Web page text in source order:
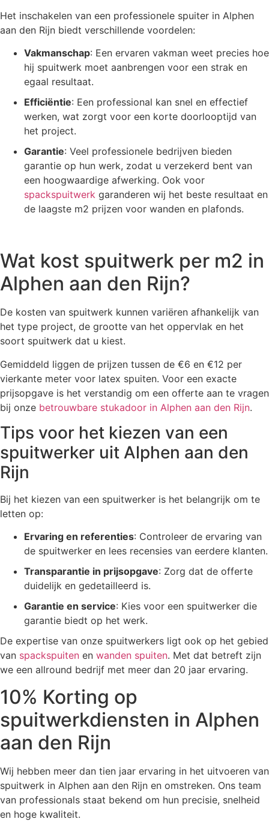
Het inschakelen van een professionele spuiter in Alphen
aan den Rijn biedt verschillende voordelen:
Vakmanschap: Een ervaren vakman weet precies hoe
hij spuitwerk moet aanbrengen voor een strak en
egaal resultaat.
Efficiëntie: Een professional kan snel en effectief
werken, wat zorgt voor een korte doorlooptijd van
het project.
Garantie: Veel professionele bedrijven bieden
garantie op hun werk, zodat u verzekerd bent van
een hoogwaardige afwerking. Ook voor
spackspuitwerk garanderen wij het beste resultaat en
de laagste m2 prijzen voor wanden en plafonds.
Wat kost spuitwerk per m2 in
Alphen aan den Rijn?
De kosten van spuitwerk kunnen variëren afhankelijk van
het type project, de grootte van het oppervlak en het
soort spuitwerk dat u kiest.
Gemiddeld liggen de prijzen tussen de €6 en €12 per
vierkante meter voor latex spuiten. Voor een exacte
prijsopgave is het verstandig om een offerte aan te vragen
bij onze betrouwbare stukadoor in Alphen aan den Rijn.
Tips voor het kiezen van een
spuitwerker uit Alphen aan den
Rijn
Bij het kiezen van een spuitwerker is het belangrijk om te
letten op:
Ervaring en referenties: Controleer de ervaring van
de spuitwerker en lees recensies van eerdere klanten.
Transparantie in prijsopgave: Zorg dat de offerte
duidelijk en gedetailleerd is.
Garantie en service: Kies voor een spuitwerker die
garantie biedt op het werk.
De expertise van onze spuitwerkers ligt ook op het gebied
van spackspuiten en wanden spuiten. Met dat betreft zijn
we een allround bedrijf met meer dan 20 jaar ervaring.
10% Korting op
spuitwerkdiensten in Alphen
aan den Rijn
Wij hebben meer dan tien jaar ervaring in het uitvoeren van
spuitwerk in Alphen aan den Rijn en omstreken. Ons team
van professionals staat bekend om hun precisie, snelheid
en hoge kwaliteit.